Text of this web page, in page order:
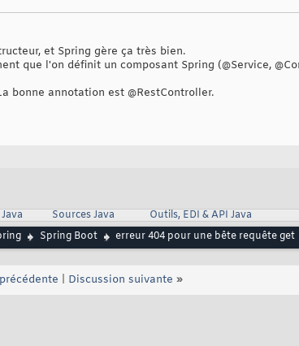
et Spring gère ça très bien.
que l'on définit un composant Spring (@Service,
bonne annotation est @RestController.
Sources Java Outils, EDI & API Java
Spring Boot erreur 404 pour une bête requête get
Discussion suivante »